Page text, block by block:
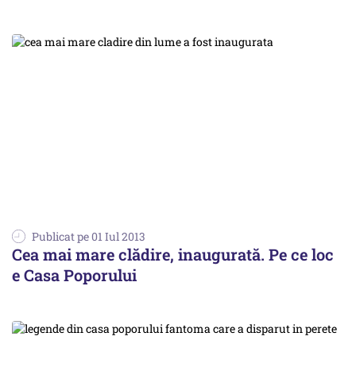
Publicat pe 01 Iul 2013
Cea mai mare clădire, inaugurată. Pe ce loc
e Casa Poporului